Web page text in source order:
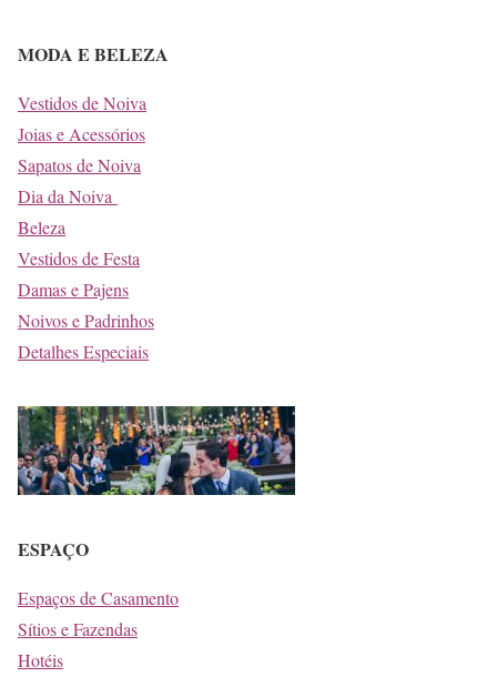
MODA E BELEZA
Vestidos de Noiva
Joias e Acessórios
Sapatos de Noiva
Dia da Noiva
Beleza
Vestidos de Festa
Damas e Pajens
Noivos e Padrinhos
Detalhes Especiais
ESPAÇO
Espaços de Casamento
Sítios e Fazendas
Hotéis